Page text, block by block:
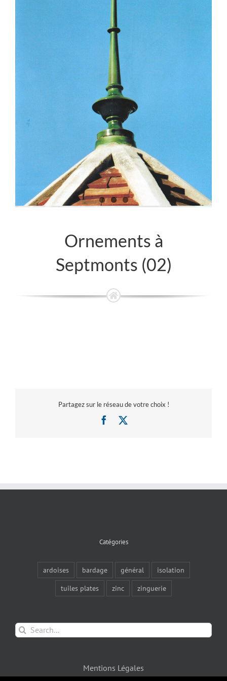
Ornements à
Septmonts (02)
Partagez sur le réseau de votre choix !
Facebook
Catégories
ardoises bardage général
isolation
tuiles plates
zinc zinguerie
Search
for:
Mentions Légales